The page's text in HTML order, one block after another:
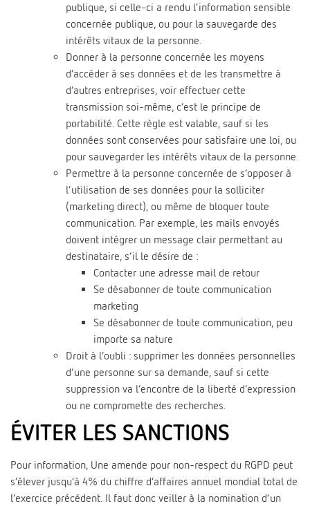
publique, si celle-ci a rendu l’information sensible
concernée publique, ou pour la sauvegarde des
intérêts vitaux de la personne.
Donner à la personne concernée les moyens
d’accéder à ses données et de les transmettre à
d’autres entreprises, voir effectuer cette
transmission soi-même, c’est le principe de
portabilité. Cette règle est valable, sauf si les
données sont conservées pour satisfaire une loi, ou
pour sauvegarder les intérêts vitaux de la personne.
Permettre à la personne concernée de s’opposer à
l’utilisation de ses données pour la solliciter
(marketing direct), ou même de bloquer toute
communication. Par exemple, les mails envoyés
doivent intégrer un message clair permettant au
destinataire, s’il le désire de :
Contacter une adresse mail de retour
Se désabonner de toute communication
marketing
Se désabonner de toute communication, peu
importe sa nature
Droit à l’oubli : supprimer les données personnelles
d’une personne sur sa demande, sauf si cette
suppression va l’encontre de la liberté d’expression
ou ne compromette des recherches.
ÉVITER LES SANCTIONS
Pour information, Une amende pour non-respect du RGPD peut
s’élever jusqu’à 4% du chiffre d’affaires annuel mondial total de
l’exercice précédent. Il faut donc veiller à la nomination d’un